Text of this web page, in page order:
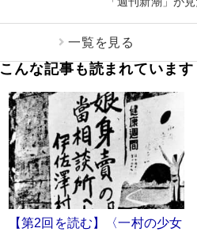
一覧を見る
こんな記事も読まれています
【第2回を読む】〈一村の少女